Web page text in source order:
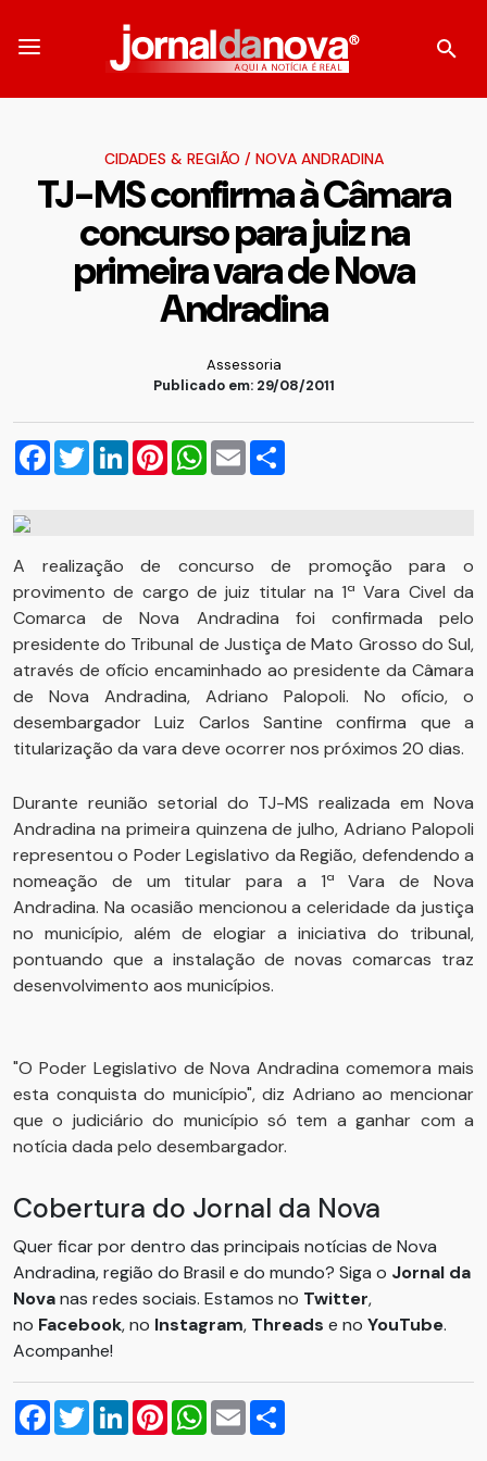
CIDADES & REGIÃO / NOVA ANDRADINA
TJ-MS confirma à Câmara
concurso para juiz na
primeira vara de Nova
Andradina
Assessoria
Publicado em: 29/08/2011
Facebook
TwitterLinkedInPinterestWhatsApp
Email
A realização de concurso de promoção para o
provimento de cargo de juiz titular na 1ª Vara Civel da
Comarca de Nova Andradina foi confirmada pelo
presidente do Tribunal de Justiça de Mato Grosso do Sul,
através de ofício encaminhado ao presidente da Câmara
de Nova Andradina, Adriano Palopoli. No ofício, o
desembargador Luiz Carlos Santine confirma que a
titularização da vara deve ocorrer nos próximos 20 dias.
Durante reunião setorial do TJ-MS realizada em Nova
Andradina na primeira quinzena de julho, Adriano Palopoli
representou o Poder Legislativo da Região, defendendo a
nomeação de um titular para a 1ª Vara de Nova
Andradina. Na ocasião mencionou a celeridade da justiça
no município, além de elogiar a iniciativa do tribunal,
pontuando que a instalação de novas comarcas traz
desenvolvimento aos municípios.
"O Poder Legislativo de Nova Andradina comemora mais
esta conquista do município", diz Adriano ao mencionar
que o judiciário do município só tem a ganhar com a
notícia dada pelo desembargador.
Cobertura do Jornal da Nova
Quer ficar por dentro das principais notícias de Nova
Andradina, região do Brasil e do mundo? Siga o Jornal da
Novanas redes sociais. Estamos no Twitter,
no Facebook, no Instagram, Threads e no YouTube.
Acompanhe!
Facebook
TwitterLinkedInPinterestWhatsApp
Email